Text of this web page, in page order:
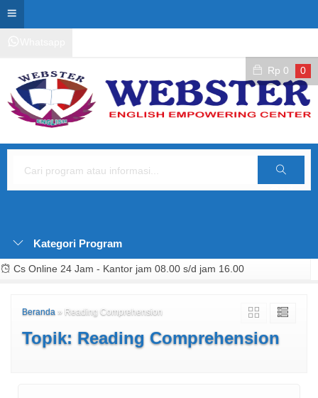
Rp 0 0
Cari
Kategori Program
Cs Online 24 Jam - Kantor jam 08.00 s/d jam 16.00
Beranda » Reading Comprehension
Topik: Reading Comprehension